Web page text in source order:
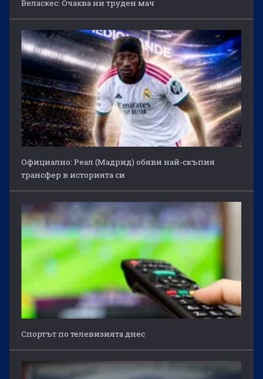
Веласкес: Очаква ни труден мач
Официално: Реал (Мадрид) обяви най-скъпия
трансфер в историята си
Спортът по телевизията днес